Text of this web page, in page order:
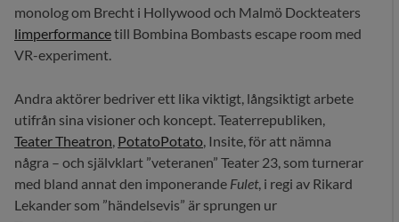
monolog om Brecht i Hollywood och Malmö Dockteaters
limperformancetill Bombina Bombasts escape room med
VR-experiment.
Andra aktörer bedriver ett lika viktigt, långsiktigt arbete
utifrån sina visioner och koncept. Teaterrepubliken,
Teater Theatron PotatoPotato , Insite, för att nämna
några – och självklart ”veteranen” Teater 23, som turnerar
med bland annat den imponerande Fulet, i regi av Rikard
Lekander som ”händelsevis” är sprungen ur